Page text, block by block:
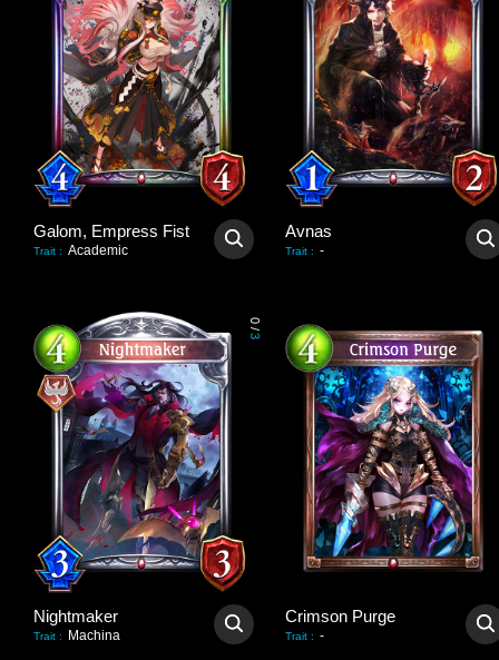
Galom, Empress Fist
Trait : Academic
Avnas
Trait : -
0
/
3
Nightmaker
Trait : Machina
Crimson Purge
Trait : -